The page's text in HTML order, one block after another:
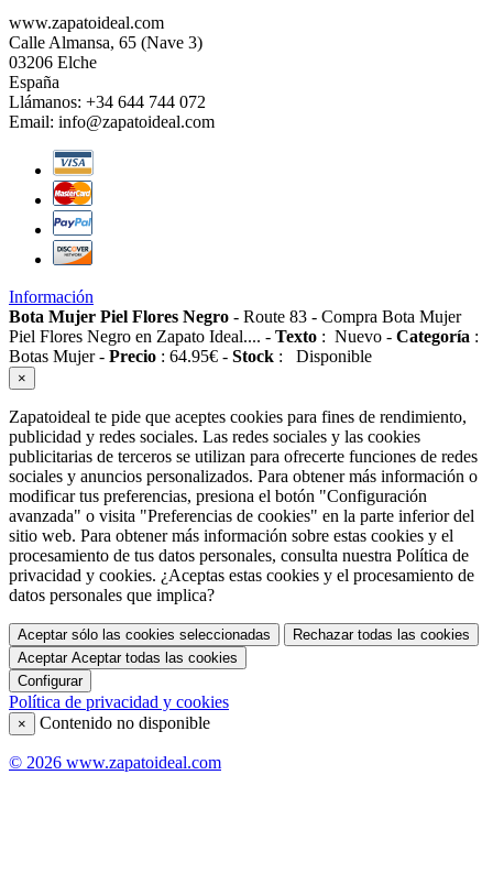
www.zapatoideal.com
Calle Almansa, 65 (Nave 3)
03206 Elche
España
Llámanos: +34 644 744 072
Email: info@zapatoideal.com
Información
Bota Mujer Piel Flores Negro - Route 83 - Compra Bota Mujer
Piel Flores Negro en Zapato Ideal.... - Texto : Nuevo - Categoría :
Botas Mujer- Precio : 64.95€ - Stock : Disponible
×
Zapatoideal te pide que aceptes cookies para fines de rendimiento,
publicidad y redes sociales. Las redes sociales y las cookies
publicitarias de terceros se utilizan para ofrecerte funciones de redes
sociales y anuncios personalizados. Para obtener más información o
modificar tus preferencias, presiona el botón "Configuración
avanzada" o visita "Preferencias de cookies" en la parte inferior del
sitio web. Para obtener más información sobre estas cookies y el
procesamiento de tus datos personales, consulta nuestra Política de
privacidad y cookies. ¿Aceptas estas cookies y el procesamiento de
datos personales que implica?
Aceptar sólo las cookies seleccionadas
Rechazar todas las cookies
Aceptar Aceptar todas las cookies
Configurar
Política de privacidad y cookies
× Contenido no disponible
© 2026 www.zapatoideal.com